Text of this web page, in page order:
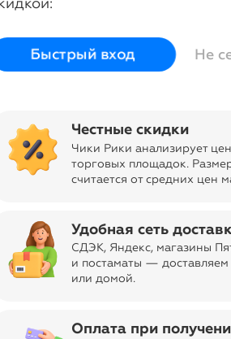
Честные скидки
Чики Рики анализирует
торговых площадок.
считается от средних цен
Удобная сеть
СДЭК, Яндекс, магазины
и постаматы —
или домой.
Оплата при
Быстрый вход Не
полученных
достойна ли